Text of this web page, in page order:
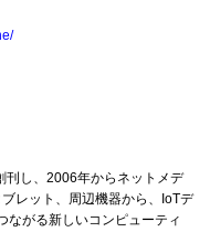
刊し、2006年からネットメデ
レット、周辺機器から、IoTデ
ながる新しいコンピューティ